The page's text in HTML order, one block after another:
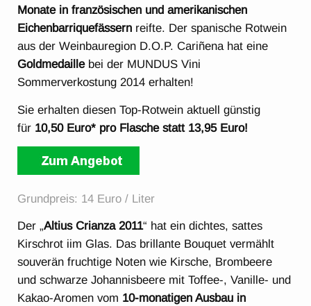
Monate in französischen und amerikanischen
Eichenbarriquefässern reifte. Der spanische Rotwein
aus der Weinbauregion D.O.P. Cariñena hat eine
Goldmedaillebei der MUNDUS Vini
Sommerverkostung 2014 erhalten!
Sie erhalten diesen Top-Rotwein aktuell günstig
für 10,50 Euro* pro Flasche statt 13,95 Euro!
Grundpreis: 14 Euro / Liter
Der „Altius Crianza 2011“ hat ein dichtes, sattes
Kirschrot iim Glas. Das brillante Bouquet vermählt
souverän fruchtige Noten wie Kirsche, Brombeere
und schwarze Johannisbeere mit Toffee-, Vanille- und
Kakao-Aromen vom 10-monatigen Ausbau in